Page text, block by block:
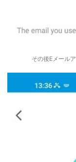
その後Eメール